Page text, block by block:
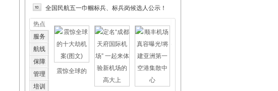
全国民航五一巾帼标兵、标兵岗候选人公示！
热点
服务
航线
保障
管理
培训
震惊全球的